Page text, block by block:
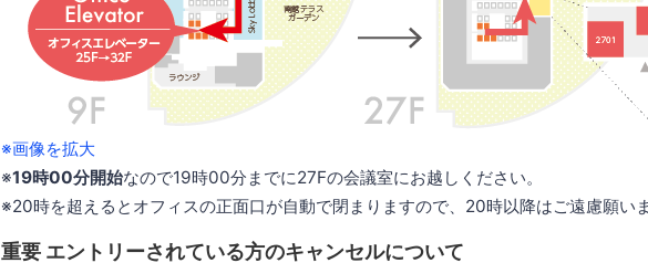
※画像を拡大
※19時00分開始なので19時00分までに27Fの会議室にお越しください。
※20時を超えるとオフィスの正面口が自動で閉まりますので、20時以降はご遠慮願い
重要 エントリーされている方のキャンセルについて